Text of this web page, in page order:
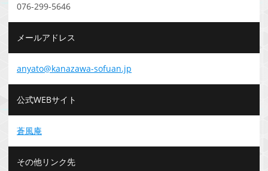
076-299-5646
メールアドレス
anyato@kanazawa-sofuan.jp
公式WEBサイト
蒼風庵
その他リンク先